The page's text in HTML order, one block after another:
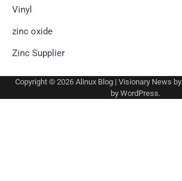
Vinyl
zinc oxide
Zinc Supplier
Copyright © 2026 Alinux Blog | Visionary News by
by WordPress.